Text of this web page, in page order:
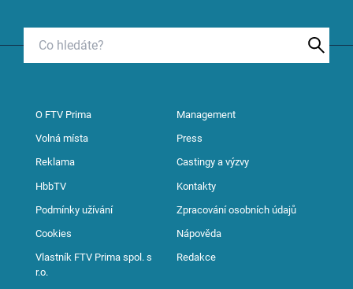
O FTV Prima Management
Volná místa Press
Reklama Castingy a výzvy
HbbTV Kontakty
Podmínky užívání Zpracování osobních údajů
Cookies Nápověda
Vlastník FTV Prima spol. s
r.o.
Redakce